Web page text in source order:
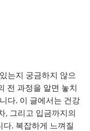
는지 궁금하지 않으
전 과정을 알면 놓치
다. 이 글에서는 건강
, 그리고 입금까지의
. 복잡하게 느껴질